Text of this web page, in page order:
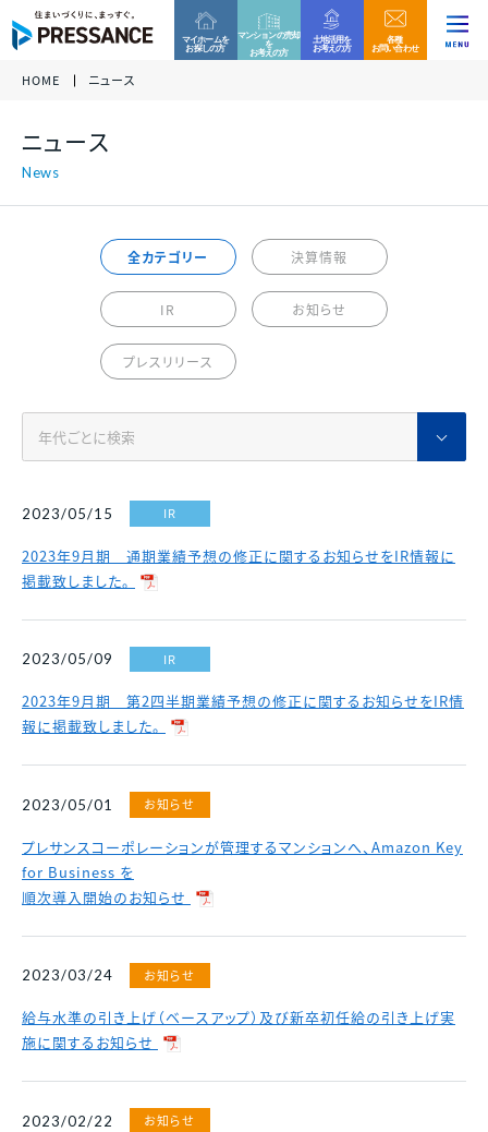
マイホームを
お探しの方
マンションの売却
を
お考えの方
土地活用を
お考えの方
各種
お問い合わせ
プレサンスロジェ
新築一戸建て
せ・ご質問などはお気軽にご連絡ください。
プレサンスアージュ
プレサンスNEXT
その他区分マンション
わせ・ご質問などはお気軽にご連絡ください。
プレサンスホームデザイン
万一、問題のある勧誘行為を確認された際は、お客
0120-99-4470
受付時間 / 9:30 - 18:30 当社休日除く
ご相談フォーム
各種資料請求
各種資料請求、購入、資産運用に関するお問い合わ
せ・ご質問などはお気軽にご連絡ください。
資料請求
各種お問い合わせ
0120-86-1650
お問い合わせフォーム
経営理念
会社概要 /
アクセス
組織図
ニュース
ファミリーマンション 戸建て住宅
中古マンション
マンスリー
マンション
分譲実績
サステナビリティ
財務諸表 決算短信
免責事項 その他開示資料一覧
採用情報
中途採用比率 ※2026年3月末時点
2024年
2025年
スポンサーシップ
HOME ニュース
ニュース
全カテゴリー 決算情報
IR お知らせ
プレスリリース
2023/05/15 IR
2023年9月期 通期業績予想の修正に関するお知らせをIR情報に
掲載致しました。
2023/05/09 IR
2023年9月期 第2四半期業績予想の修正に関するお知らせをIR情
報に掲載致しました。
2023/05/01 お知らせ
プレサンスコーポレーションが管理するマンションへ、Amazon Key
for Business を
順次導入開始のお知らせ
2023/03/24 お知らせ
給与水準の引き上げ（ベースアップ）及び新卒初任給の引き上げ実
施に関するお知らせ
2023/02/22 お知らせ